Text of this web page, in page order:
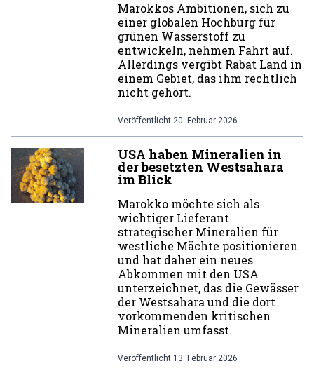
Marokkos Ambitionen, sich zu
einer globalen Hochburg für
grünen Wasserstoff zu
entwickeln, nehmen Fahrt auf.
Allerdings vergibt Rabat Land in
einem Gebiet, das ihm rechtlich
nicht gehört.
Veröffentlicht 20. Februar 2026
USA haben Mineralien in
der besetzten Westsahara
im Blick
Marokko möchte sich als
wichtiger Lieferant
strategischer Mineralien für
westliche Mächte positionieren
und hat daher ein neues
Abkommen mit den USA
unterzeichnet, das die Gewässer
der Westsahara und die dort
vorkommenden kritischen
Mineralien umfasst.
Veröffentlicht 13. Februar 2026